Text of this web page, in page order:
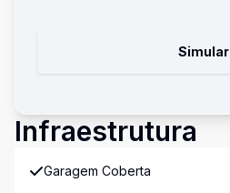
Simular
Infraestrutura
Garagem Coberta